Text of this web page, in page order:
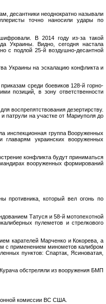
десантники неоднократно называли
точно наносили удары по
В 2014 году из-за такой
Украины. Видно, сегодня настала
с подлой 25-й воздушно-десантной
Украины на эскалацию конфликта и
среди боевиков 128-й горно-
позиций, в зону ответственности
воспрепятствования дезертирству.
патрули на участке от Мариуполя до
инспекционная группа Вооруженных
украинских вооруженных
конфликта будут приниматься
вооруженных формирований
противника, который вел огонь по
Татуся и 58-й мотопехотной
пулеметов и стрелкового
карателей Марченко и Кокорева, а
с применением минометов калибром
пунктов: Спартак, Ясиноватая,
обстреляли из вооружения БМП
комиссии ВС США.